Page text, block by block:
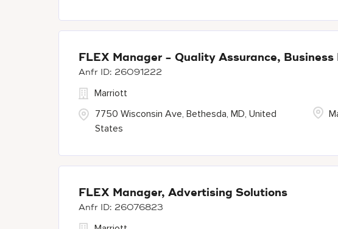
FLEX Manager - Quality Assurance,
26091222
7750 Wisconsin Ave, Bethesda, MD, United
States
Marriott
FLEX Manager, Advertising Solutions
26076823